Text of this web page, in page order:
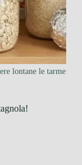
lontane le tarme